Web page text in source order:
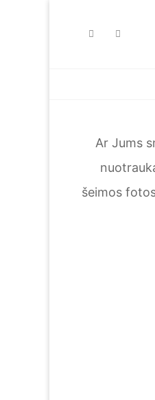
Ar Jums
šeimos